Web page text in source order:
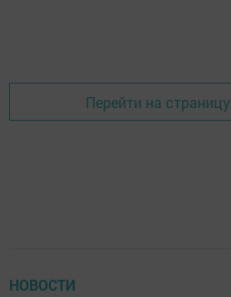
Перейти на
НОВОСТИ